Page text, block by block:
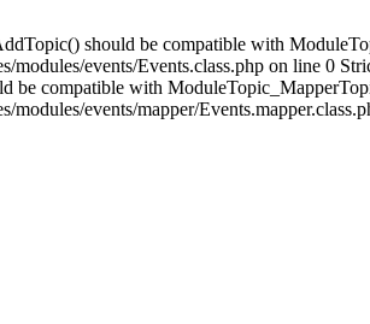
should be compatible with
modules/events/Events.class.php on line 0
be compatible with
modules/events/mapper/